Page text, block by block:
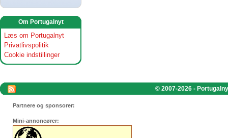
Om Portugalnyt
Læs om Portugalnyt
Privatlivspolitik
Cookie indstillinger
© 2007-2026 -
Partnere og sponsorer:
Mini-annoncører: